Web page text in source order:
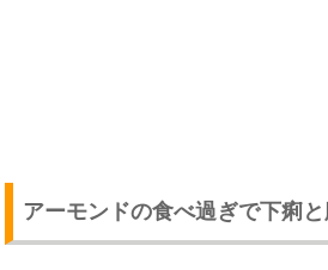
アーモンドの食べ過ぎで下痢